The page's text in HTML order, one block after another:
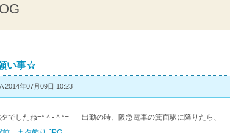
い事☆
2014年07月09日 10:23
夕でしたね=*＾-＾*= 出勤の時、阪急電車の箕面駅に降りたら、